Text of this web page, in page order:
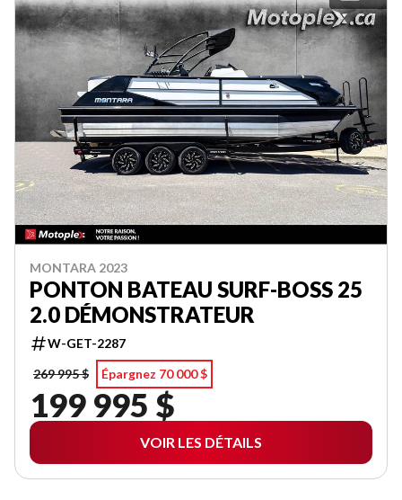
MONTARA 2023
PONTON BATEAU SURF-BOSS 25
2.0 DÉMONSTRATEUR
W-GET-2287
269 995 $
Épargnez 70 000 $
199 995 $
VOIR LES DÉTAILS